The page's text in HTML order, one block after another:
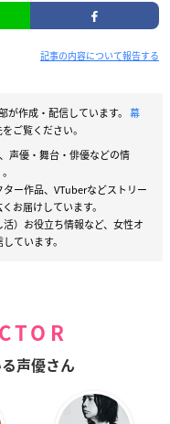
記事の内容について報告する
が作成・配信しています。 幕
ご覧ください。
声優・舞台・俳優などの情
ー作品、VTuberなどストリー
お届けしています。
）お役立ち情報など、女性オ
ています。
声優さん